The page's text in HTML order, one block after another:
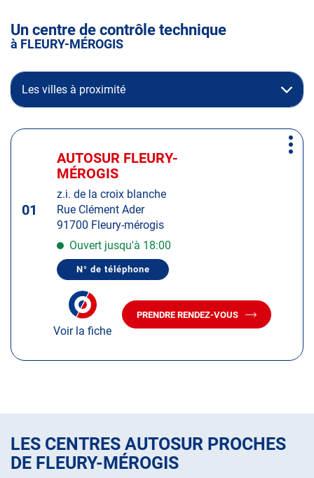
Un centre de contrôle technique
à FLEURY-MÉROGIS
Les villes à proximité
Appuyer
pour
informations
01
Centre
:
AUTOSUR FLEURY-
MÉROGIS
z.i. de la croix blanche
Rue Clément Ader
91700 Fleury-mérogis
Ouvert jusqu'à 18:00
N° de téléphone
AFFICHER
TÉLÉPHONE
FLEURY-
Voir la fiche
PRENDRE RENDEZ-VOUS
AVEC
Plus
LES CENTRES AUTOSUR PROCHES
DE FLEURY-MÉROGIS